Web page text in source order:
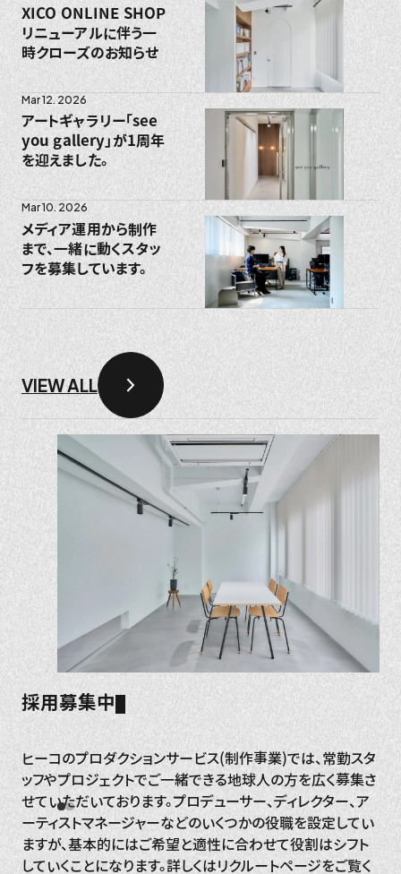
XICO ONLINE SHOP
リニューアルに伴う一
時クローズのお知らせ
アートギャラリー「see
you gallery」が1周年
を迎えました。
Mar 12. 2026
メディア運用から制作
まで、一緒に動くスタッ
フを募集しています。
Mar 10. 2026
VIEW ALL
採用募集中
ヒーコのプロダクションサービス(制作事業)では、常勤スタ
ッフやプロジェクトでご一緒できる地球人の方を広く募集さ
せていただいております。プロデューサー、ディレクター、ア
ーティストマネージャーなどのいくつかの役職を設定してい
ますが、基本的にはご希望と適性に合わせて役割はシフト
していくことになります。詳しくはリクルートページをご覧く